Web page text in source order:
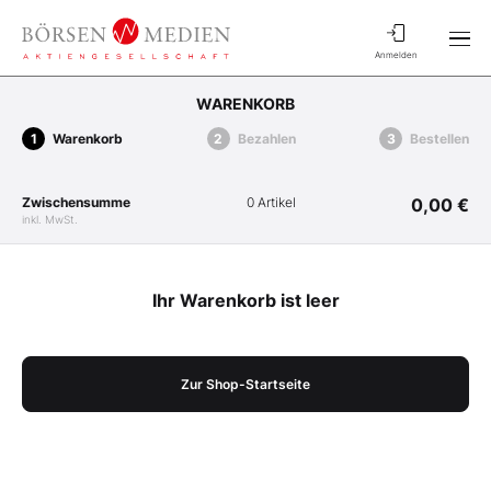
Anmelden
WARENKORB
Warenkorb Bezahlen Bestellen
Zwischensumme
inkl. MwSt.
0 Artikel 0,00 €
Ihr Warenkorb ist leer
Zur Shop-Startseite